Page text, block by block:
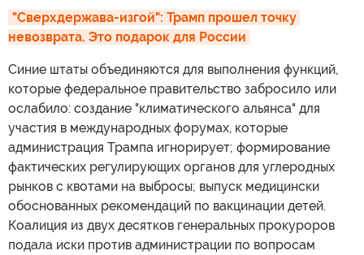
"Сверхдержава-изгой": Трамп прошел точку
невозврата. Это подарок для России
Синие штаты объединяются для выполнения функций,
которые федеральное правительство забросило или
ослабило: создание "климатического альянса" для
участия в международных форумах, которые
администрация Трампа игнорирует; формирование
фактических регулирующих органов для углеродных
рынков с квотами на выбросы; выпуск медицински
обоснованных рекомендаций по вакцинации детей.
Коалиция из двух десятков генеральных прокуроров
подала иски против администрации по вопросам